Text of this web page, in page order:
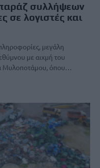
συλλήψεων
σε λογιστές και
μεγάλη
με αιχμή του
Μυλοποτάμου, όπου…